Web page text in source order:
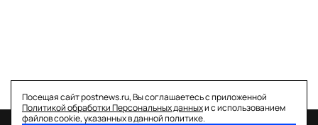
Посещая сайт postnews.ru, Вы соглашаетесь с приложенной
Политикой обработки Персональных данныхи с использованием
файлов cookie, указанных в данной политике.